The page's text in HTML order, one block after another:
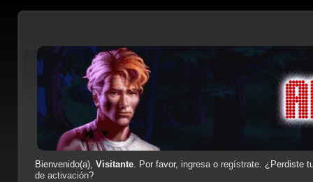
Bienvenido(a), Visitante. Por favor, ingresao regístrate. ¿Perdiste
de activación?